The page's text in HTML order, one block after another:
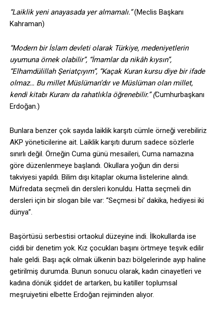
“Laiklik yeni anayasada yer almamalı.”(Meclis Başkanı
Kahraman)
“Modern bir İslam devleti olarak Türkiye, medeniyetlerin
uyumuna örnek olabilir”, “İmamlar da nikâh kıysın”,
“Elhamdülillah Şeriatçıyım”, “Kaçak Kuran kursu diye bir ifade
olmaz… Bu millet Müslüman’dır ve Müslüman olan millet,
kendi kitabı Kuranı da rahatlıkla öğrenebilir.” (Cumhurbaşkanı
Erdoğan.)
Bunlara benzer çok sayıda laiklik karşıtı cümle örneği verebiliriz
AKP yöneticilerine ait. Laiklik karşıtı durum sadece sözlerle
sınırlı değil. Örneğin Cuma günü mesaileri, Cuma namazına
göre düzenlenmeye başlandı. Okullara yoğun din dersi
takviyesi yapıldı. Bilim dışı kitaplar okuma listelerine alındı.
Müfredata seçmeli din dersleri konuldu. Hatta seçmeli din
dersleri için bir slogan bile var: “Seçmesi bi’ dakika, hediyesi iki
dünya”.
Başörtüsü serbestisi ortaokul düzeyine indi. İlkokullarda ise
ciddi bir denetim yok. Kız çocukları başını örtmeye teşvik edilir
hale geldi. Başı açık olmak ülkenin bazı bölgelerinde ayıp haline
getirilmiş durumda. Bunun sonucu olarak, kadın cinayetleri ve
kadına dönük şiddet de artarken, bu katiller toplumsal
meşruiyetini elbette Erdoğan rejiminden alıyor.